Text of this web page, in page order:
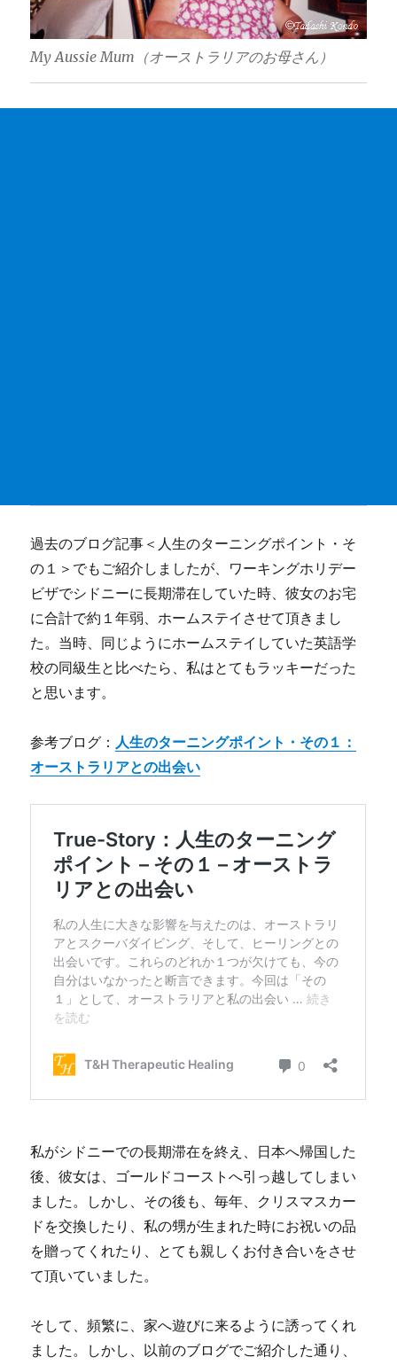
My Aussie Mum（オーストラリアのお母さん）
過去のブログ記事＜人生のターニングポイント・そ
の１＞でもご紹介しましたが、ワーキングホリデー
ビザでシドニーに長期滞在していた時、彼女のお宅
に合計で約１年弱、ホームステイさせて頂きまし
た。当時、同じようにホームステイしていた英語学
校の同級生と比べたら、私はとてもラッキーだった
と思います。
参考ブログ： 人生のターニングポイント・その１：
オーストラリアとの出会い
私がシドニーでの長期滞在を終え、日本へ帰国した
後、彼女は、ゴールドコーストへ引っ越してしまい
ました。しかし、その後も、毎年、クリスマスカー
ドを交換したり、私の甥が生まれた時にお祝いの品
を贈ってくれたり、とても親しくお付き合いをさせ
て頂いていました。
そして、頻繁に、家へ遊びに来るように誘ってくれ
ました。しかし、以前のブログでご紹介した通り、